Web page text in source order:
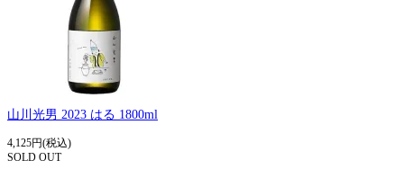
山川光男 2023 はる 1800ml
4,125円(税込)
SOLD OUT